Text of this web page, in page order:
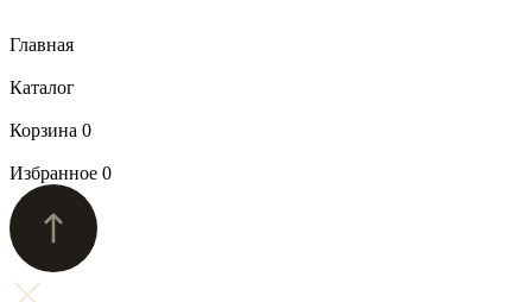
Главная
Каталог
Корзина 0
Избранное 0